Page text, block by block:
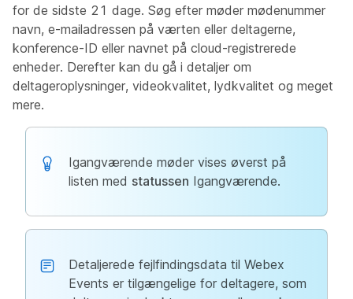
for de sidste 21 dage. Søg efter møder mødenummer
navn, e-mailadressen på værten eller deltagerne,
konference-ID eller navnet på cloud-registrerede
enheder. Derefter kan du gå i detaljer om
deltageroplysninger, videokvalitet, lydkvalitet og meget
mere.
Igangværende møder vises øverst på
listen med statussen Igangværende.
Detaljerede fejlfindingsdata til Webex
Events er tilgængelige for deltagere, som